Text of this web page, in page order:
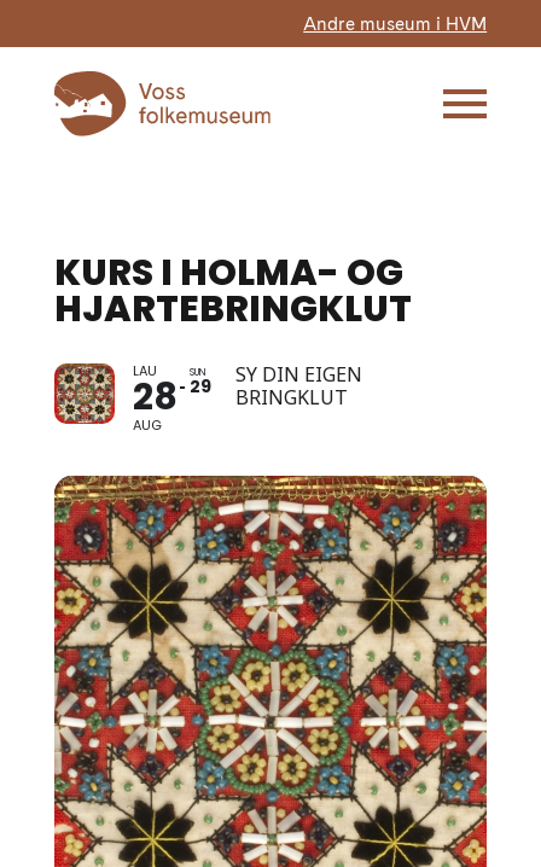
Andre museum i HVM
KURS I HOLMA- OG
HJARTEBRINGKLUT
LAU
28
AUG
SUN
29
SY DIN EIGEN
BRINGKLUT